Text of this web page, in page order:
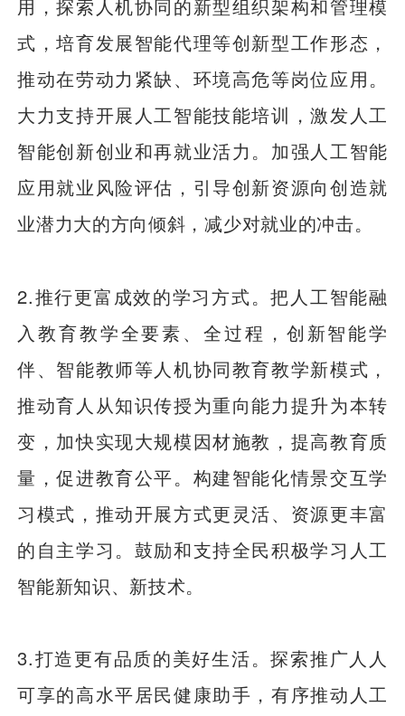
用，探索人机协同的新型组织架构和管理模
式，培育发展智能代理等创新型工作形态，
推动在劳动力紧缺、环境高危等岗位应用。
大力支持开展人工智能技能培训，激发人工
智能创新创业和再就业活力。加强人工智能
应用就业风险评估，引导创新资源向创造就
业潜力大的方向倾斜，减少对就业的冲击。
2.推行更富成效的学习方式。把人工智能融
入教育教学全要素、全过程，创新智能学
伴、智能教师等人机协同教育教学新模式，
推动育人从知识传授为重向能力提升为本转
变，加快实现大规模因材施教，提高教育质
量，促进教育公平。构建智能化情景交互学
习模式，推动开展方式更灵活、资源更丰富
的自主学习。鼓励和支持全民积极学习人工
智能新知识、新技术。
3.打造更有品质的美好生活。探索推广人人
可享的高水平居民健康助手，有序推动人工